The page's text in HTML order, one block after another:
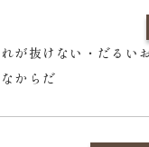
が抜けない・だるい
からだ